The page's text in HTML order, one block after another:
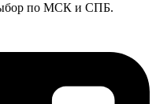
по МСК и СПБ.